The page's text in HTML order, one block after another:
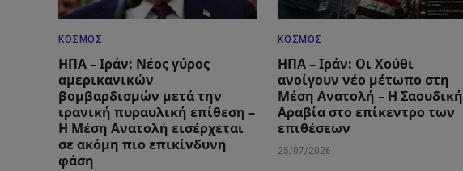
ΚΌΣΜΟΣ
ΗΠΑ – Ιράν: Νέος γύρος
αμερικανικών
βομβαρδισμών μετά την
ιρανική πυραυλική επίθεση –
Η Μέση Ανατολή εισέρχεται
σε ακόμη πιο επικίνδυνη
φάση
ΚΌΣΜΟΣ
ΗΠΑ – Ιράν: Οι Χούθι
ανοίγουν νέο μέτωπο στη
Μέση Ανατολή – Η Σαουδική
Αραβία στο επίκεντρο των
επιθέσεων
25/07/2026